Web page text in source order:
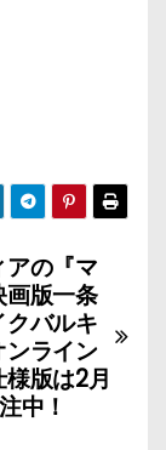
の『マ
画版一条
バルキ
ライン
版は2月
中！